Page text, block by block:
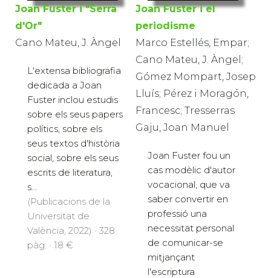
Joan Fuster i "Serra
d'Or"
Cano Mateu, J. Àngel
L'extensa bibliografia
dedicada a Joan
Fuster inclou estudis
sobre els seus papers
polítics, sobre els
seus textos d'història
social, sobre els seus
escrits de literatura,
s...
(Publicacions de la
Universitat de
València, 2022) · 328
pàg. · 18 €
Joan Fuster i el
periodisme
Marco Estellés, Empar;
Cano Mateu, J. Àngel;
Gómez Mompart, Josep
Lluís; Pérez i Moragón,
Francesc; Tresserras
Gaju, Joan Manuel
Joan Fuster fou un
cas modèlic d'autor
vocacional, que va
saber convertir en
professió una
necessitat personal
de comunicar-se
mitjançant
l'escriptura